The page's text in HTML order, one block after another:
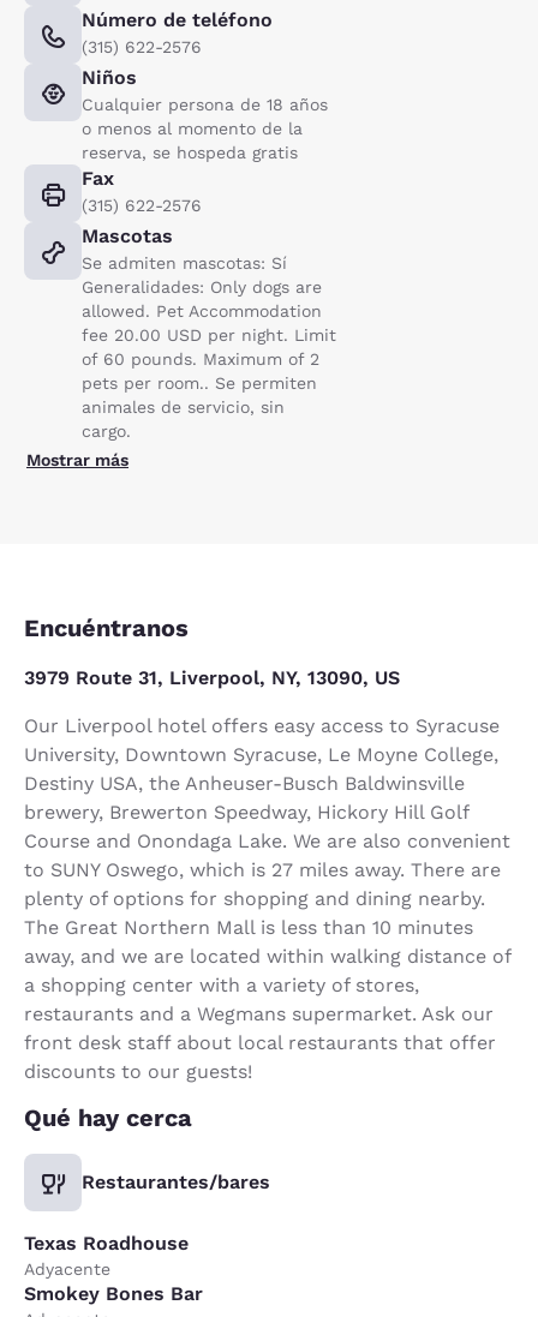
Número de teléfono
(315) 622-2576
Niños
Cualquier persona de 18 años
o menos al momento de la
reserva, se hospeda gratis
Fax
(315) 622-2576
Mascotas
Se admiten mascotas: Sí
Generalidades: Only dogs are
allowed. Pet Accommodation
fee 20.00 USD per night. Limit
of 60 pounds. Maximum of 2
pets per room.. Se permiten
animales de servicio, sin
cargo.
Mostrar más
Encuéntranos
3979 Route 31, Liverpool, NY, 13090, US
Our Liverpool hotel offers easy access to Syracuse
University, Downtown Syracuse, Le Moyne College,
Destiny USA, the Anheuser-Busch Baldwinsville
brewery, Brewerton Speedway, Hickory Hill Golf
Course and Onondaga Lake. We are also convenient
to SUNY Oswego, which is 27 miles away. There are
plenty of options for shopping and dining nearby.
The Great Northern Mall is less than 10 minutes
away, and we are located within walking distance of
a shopping center with a variety of stores,
restaurants and a Wegmans supermarket. Ask our
front desk staff about local restaurants that offer
discounts to our guests!
Qué hay cerca
Restaurantes/bares
Texas Roadhouse
Adyacente
Smokey Bones Bar